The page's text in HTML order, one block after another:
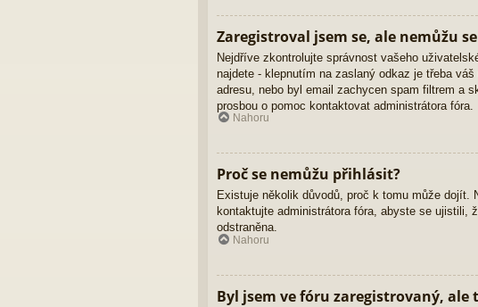
Zaregistroval jsem se, ale nemůžu
Nejdříve zkontrolujte správnost vašeho
najdete - klepnutím na zaslaný odkaz je třeba
adresu, nebo byl email zachycen spam filtrem a
prosbou o pomoc kontaktovat administrátora fóra.
Nahoru
Proč se nemůžu přihlásit?
Existuje několik důvodů, proč k tomu může
kontaktujte administrátora fóra, abyste se ujistili,
odstraněna.
Nahoru
Byl jsem ve fóru zaregistrovaný, ale